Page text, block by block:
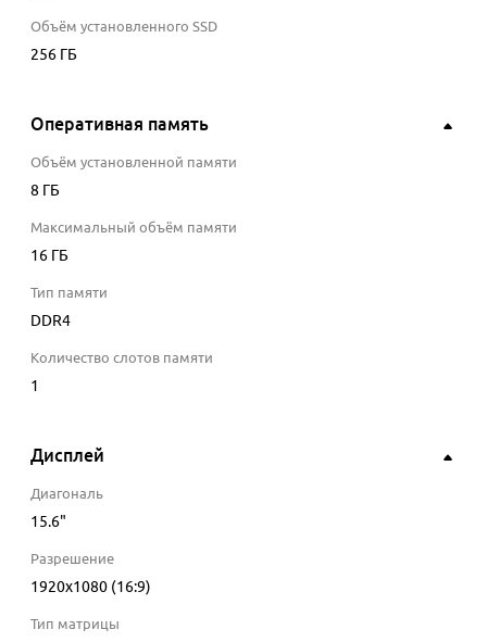
Объём установленного SSD
256 ГБ
Оперативная память
Объём установленной памяти
8 ГБ
Максимальный объём памяти
16 ГБ
Тип памяти
DDR4
Количество слотов памяти
1
Дисплей
Диагональ
15.6"
Разрешение
1920x1080 (16:9)
Тип матрицы